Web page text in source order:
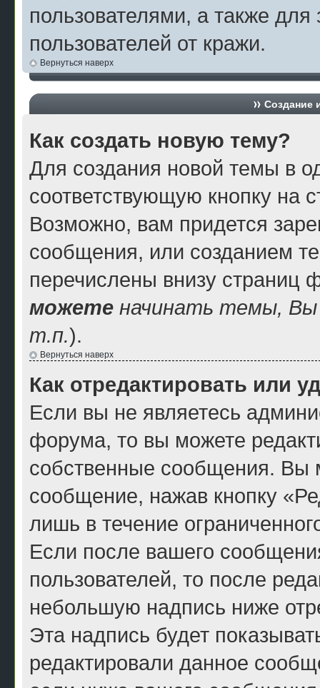
пользователями, а также
пользователей от кражи.
Вернуться наверх
Создание
Как создать новую тему?
Для создания новой темы в
соответствующую кнопку на
Возможно, вам придется
сообщения, или созданием
перечислены внизу страниц
можете начинать темы,
т.п.).
Вернуться наверх
Как отредактировать или
Если вы не являетесь
форума, то вы можете
собственные сообщения. Вы
сообщение, нажав кнопку
лишь в течение
Если после вашего
пользователей, то после
небольшую надпись ниже
Эта надпись будет
редактировали данное